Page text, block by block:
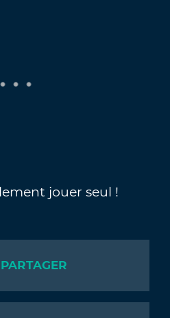
jouer seul !
PARTAGER